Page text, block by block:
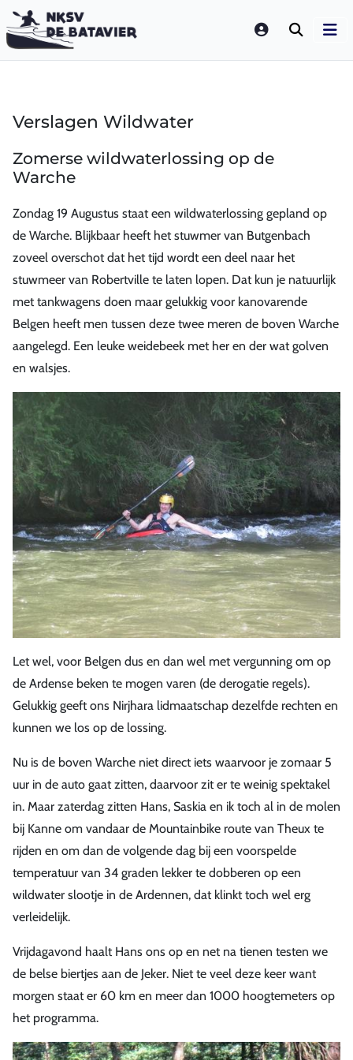
LOGIN
Verslagen Wildwater
Zomerse wildwaterlossing op de
Warche
Zondag 19 Augustus staat een wildwaterlossing gepland op
de Warche. Blijkbaar heeft het stuwmer van Butgenbach
zoveel overschot dat het tijd wordt een deel naar het
stuwmeer van Robertville te laten lopen. Dat kun je natuurlijk
met tankwagens doen maar gelukkig voor kanovarende
Belgen heeft men tussen deze twee meren de boven Warche
aangelegd. Een leuke weidebeek met her en der wat golven
en walsjes.
Let wel, voor Belgen dus en dan wel met vergunning om op
de Ardense beken te mogen varen (de derogatie regels).
Gelukkig geeft ons Nirjhara lidmaatschap dezelfde rechten en
kunnen we los op de lossing.
Nu is de boven Warche niet direct iets waarvoor je zomaar 5
uur in de auto gaat zitten, daarvoor zit er te weinig spektakel
in. Maar zaterdag zitten Hans, Saskia en ik toch al in de molen
bij Kanne om vandaar de Mountainbike route van Theux te
rijden en om dan de volgende dag bij een voorspelde
temperatuur van 34 graden lekker te dobberen op een
wildwater slootje in de Ardennen, dat klinkt toch wel erg
verleidelijk.
Vrijdagavond haalt Hans ons op en net na tienen testen we
de belse biertjes aan de Jeker. Niet te veel deze keer want
morgen staat er 60 km en meer dan 1000 hoogtemeters op
het programma.